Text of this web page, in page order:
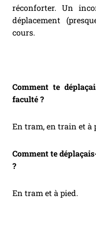
réconforter. Un
déplacement
cours.
Comment te
faculté ?
En tram, en train et à
Comment te
?
En tram et à pied.